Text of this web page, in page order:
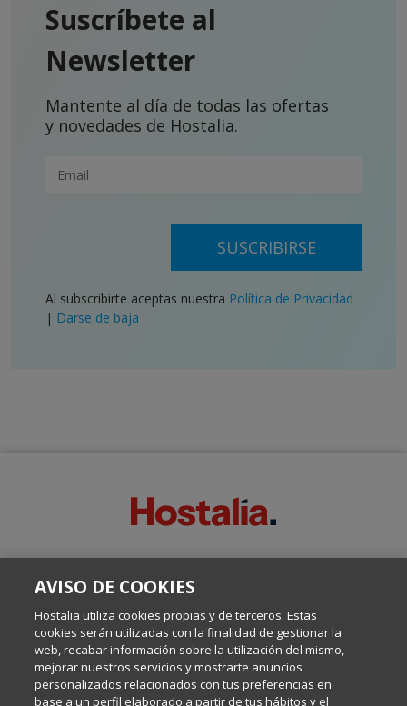
Suscríbete al
Newsletter
Mantente al día de todas las ofertas
y novedades de Hostalia.
SUSCRIBIRSE
Al subscribirte aceptas nuestra Política de Privacidad
| Darse de baja
Escrito por el equipo de Comunicación de Hostalia, dirigido por
Internet y Tecnología.
Política de privacidad
AVISO DE COOKIES
Hostalia utiliza cookies propias y de terceros. Estas
cookies serán utilizadas con la finalidad de gestionar la
web, recabar información sobre la utilización del mismo,
mejorar nuestros servicios y mostrarte anuncios
personalizados relacionados con tus preferencias en
base a un perfil elaborado a partir de tus hábitos y el